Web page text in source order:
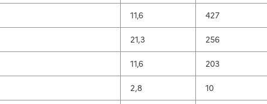
11,6 427
21,3 256
11,6 203
2,8 10